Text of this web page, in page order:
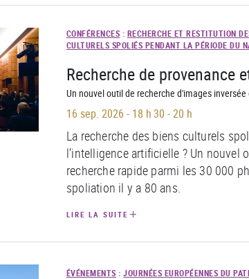
CONFÉRENCES : RECHERCHE ET RESTITUTION
CULTURELS SPOLIÉS PENDANT LA PÉRIODE DU
Recherche de provenance
Un nouvel outil de recherche d'images
16 sep. 2026 - 18 h 30 - 20 h
La recherche des biens culturels
l’intelligence artificielle ? Un nouvel
recherche rapide parmi les 30 000
spoliation il y a 80 ans.
LIRE LA SUITE
ÉVÉNEMENTS : JOURNÉES EUROPÉENNES DU